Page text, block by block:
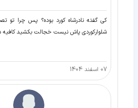
کی گفته نادرشاه کورد بوده؟ پس چرا تو
شلوارکوردی پاش نیست خجالت بکشید کافیه
07 اسفند 1404